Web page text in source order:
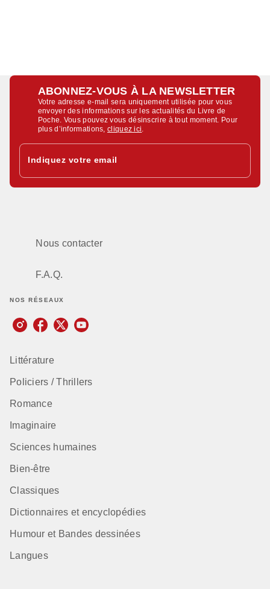
ABONNEZ-VOUS À LA NEWSLETTER
Votre adresse e-mail sera uniquement utilisée pour vous
envoyer des informations sur les actualités du Livre de
Poche. Vous pouvez vous désinscrire à tout moment. Pour
plus d’informations,cliquez ici
Indiquez votre email
Nous contacter
F.A.Q.
NOS RÉSEAUX
Littérature
Policiers / Thrillers
Romance
Imaginaire
Sciences humaines
Bien-être
Classiques
Dictionnaires et encyclopédies
Humour et Bandes dessinées
Langues